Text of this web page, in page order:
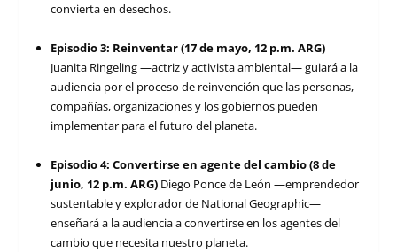
convierta en desechos.
Episodio 3: Reinventar(17 de mayo, 12 p.m. ARG)
Juanita Ringeling —actriz y activista ambiental— guiará a la
audiencia por el proceso de reinvención que las personas,
compañías, organizaciones y los gobiernos pueden
implementar para el futuro del planeta.
Episodio 4: Convertirse en agente del cambio (8 de
junio, 12 p.m. ARG) Diego Ponce de León —emprendedor
sustentable y explorador de National Geographic—
enseñará a la audiencia a convertirse en los agentes del
cambio que necesita nuestro planeta.